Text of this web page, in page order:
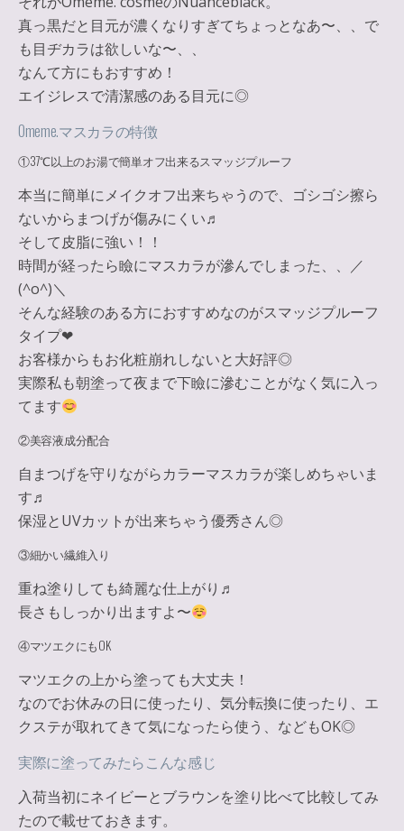
真っ黒だと目元が濃くなりすぎてちょっとなあ〜、、で
も目ヂカラは欲しいな〜、、
なんて方にもおすすめ！
エイジレスで清潔感のある目元に◎
Omeme.マスカラの特徴
①37℃以上のお湯で簡単オフ出来るスマッジプルーフ
本当に簡単にメイクオフ出来ちゃうので、ゴシゴシ擦ら
ないから まつげが傷みにくい♬
そして皮脂に強い！！
時間が経ったら瞼にマスカラが滲んでしまった、、／
(^o^)＼
そんな経験のある方におすすめなのがスマッジプルーフ
タイプ❤︎
お客様からもお化粧崩れしないと大好評◎
実際私も朝塗って夜まで下瞼に滲むことがなく気に入っ
てます
②美容液成分配合
自まつげを守りながらカラーマスカラが楽しめちゃいま
す♬
保湿とUVカット が出来ちゃう優秀さん◎
③細かい繊維入り
重ね塗りしても綺麗な仕上がり♬
長さもしっかり出ますよ〜
④マツエクにもOK
マツエクの上から塗っても大丈夫！
なのでお休みの日に使ったり、気分転換に使ったり、エ
クステが取れてきて気になったら使う、などもOK◎
実際に塗ってみたらこんな感じ
入荷当初にネイビーとブラウンを塗り比べて比較してみ
たので載せておきます。